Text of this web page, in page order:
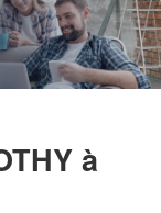
à